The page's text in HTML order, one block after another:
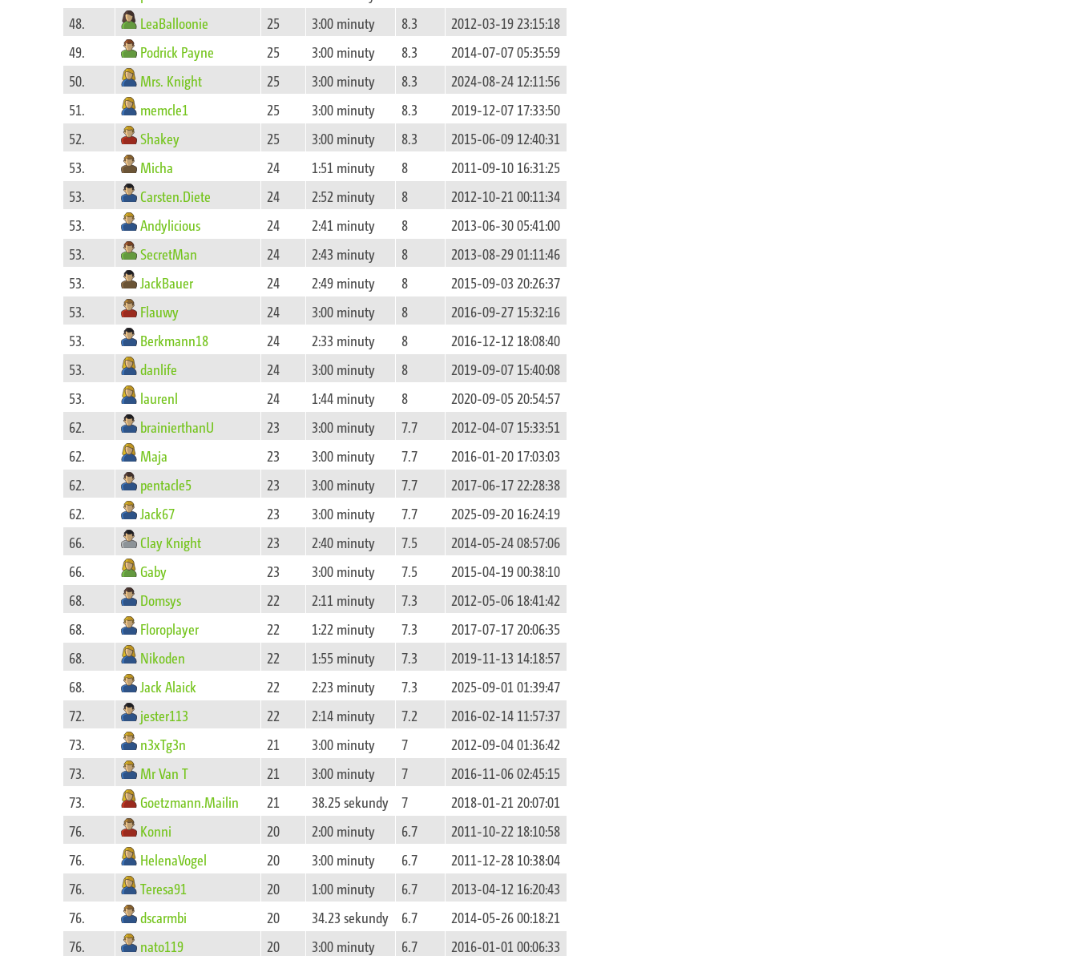
48.
LeaBalloonie 25 3:00 minuty 8.3
2012-03-19 23:15:18
49.
Podrick Payne 25 3:00 minuty 8.3
2014-07-07 05:35:59
50.
Mrs. Knight 25 3:00 minuty 8.3
2024-08-24 12:11:56
51.
memcle1 25 3:00 minuty 8.3
2019-12-07 17:33:50
52.
Shakey 25 3:00 minuty 8.3
2015-06-09 12:40:31
53.
Micha 24 1:51 minuty 8
2011-09-10 16:31:25
53.
Carsten.Diete 24 2:52 minuty 8
2012-10-21 00:11:34
53.
Andylicious 24 2:41 minuty 8
2013-06-30 05:41:00
53.
SecretMan 24 2:43 minuty 8
2013-08-29 01:11:46
53.
JackBauer 24 2:49 minuty 8
2015-09-03 20:26:37
53.
Flauwy 24 3:00 minuty 8
2016-09-27 15:32:16
53.
Berkmann18 24 2:33 minuty 8
2016-12-12 18:08:40
53.
danlife 24 3:00 minuty 8
2019-09-07 15:40:08
53.
laurenl 24 1:44 minuty 8
2020-09-05 20:54:57
62.
brainierthanU 23 3:00 minuty 7.7
2012-04-07 15:33:51
62.
Maja 23 3:00 minuty 7.7
2016-01-20 17:03:03
62.
pentacle5 23 3:00 minuty 7.7
2017-06-17 22:28:38
62.
Jack67 23 3:00 minuty 7.7
2025-09-20 16:24:19
66.
Clay Knight 23 2:40 minuty 7.5
2014-05-24 08:57:06
66.
Gaby 23 3:00 minuty 7.5
2015-04-19 00:38:10
68.
Domsys 22 2:11 minuty 7.3
2012-05-06 18:41:42
68.
Floroplayer 22 1:22 minuty 7.3
2017-07-17 20:06:35
68.
Nikoden 22 1:55 minuty 7.3
2019-11-13 14:18:57
68.
Jack Alaick 22 2:23 minuty 7.3
2025-09-01 01:39:47
72.
jester113 22 2:14 minuty 7.2
2016-02-14 11:57:37
73.
n3xTg3n 21 3:00 minuty 7
2012-09-04 01:36:42
73.
Mr Van T 21 3:00 minuty 7
2016-11-06 02:45:15
73.
Goetzmann.Mailin 21 38.25 sekundy 7
2018-01-21 20:07:01
76.
Konni 20 2:00 minuty 6.7
2011-10-22 18:10:58
76.
HelenaVogel 20 3:00 minuty 6.7
2011-12-28 10:38:04
76.
Teresa91 20 1:00 minuty 6.7
2013-04-12 16:20:43
76.
dscarmbi 20 34.23 sekundy 6.7
2014-05-26 00:18:21
76.
nato119 20 3:00 minuty 6.7 2016-01-01 00:06:33